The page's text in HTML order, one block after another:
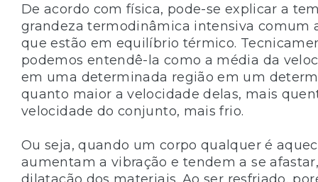
De acordo com física, pode-se explicar a
grandeza termodinâmica intensiva comum
que estão em equilíbrio térmico.
podemos entendê-la como a média da
em uma determinada região em um
quanto maior a velocidade delas, mais
velocidade do conjunto, mais frio.
Ou seja, quando um corpo qualquer é
aumentam a vibração e tendem a se